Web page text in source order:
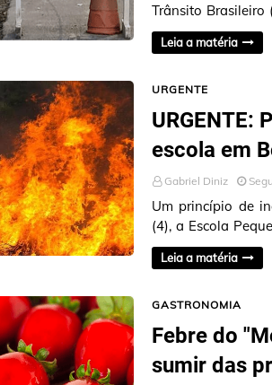
Trânsito Brasileiro
tipo de punição
Leia a matéria
URGENTE
URGENTE:
escola em
Gabriel Diniz
Um princípio de
(4), a Escola
de Castro
Leia a matéria
GASTRONOMIA
Febre do
sumir das